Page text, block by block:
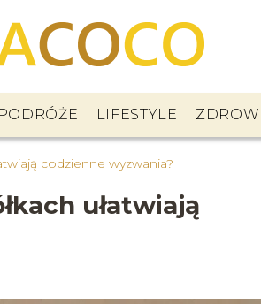
PODRÓŻE LIFESTYLE
codzienne wyzwania?
ułatwiają